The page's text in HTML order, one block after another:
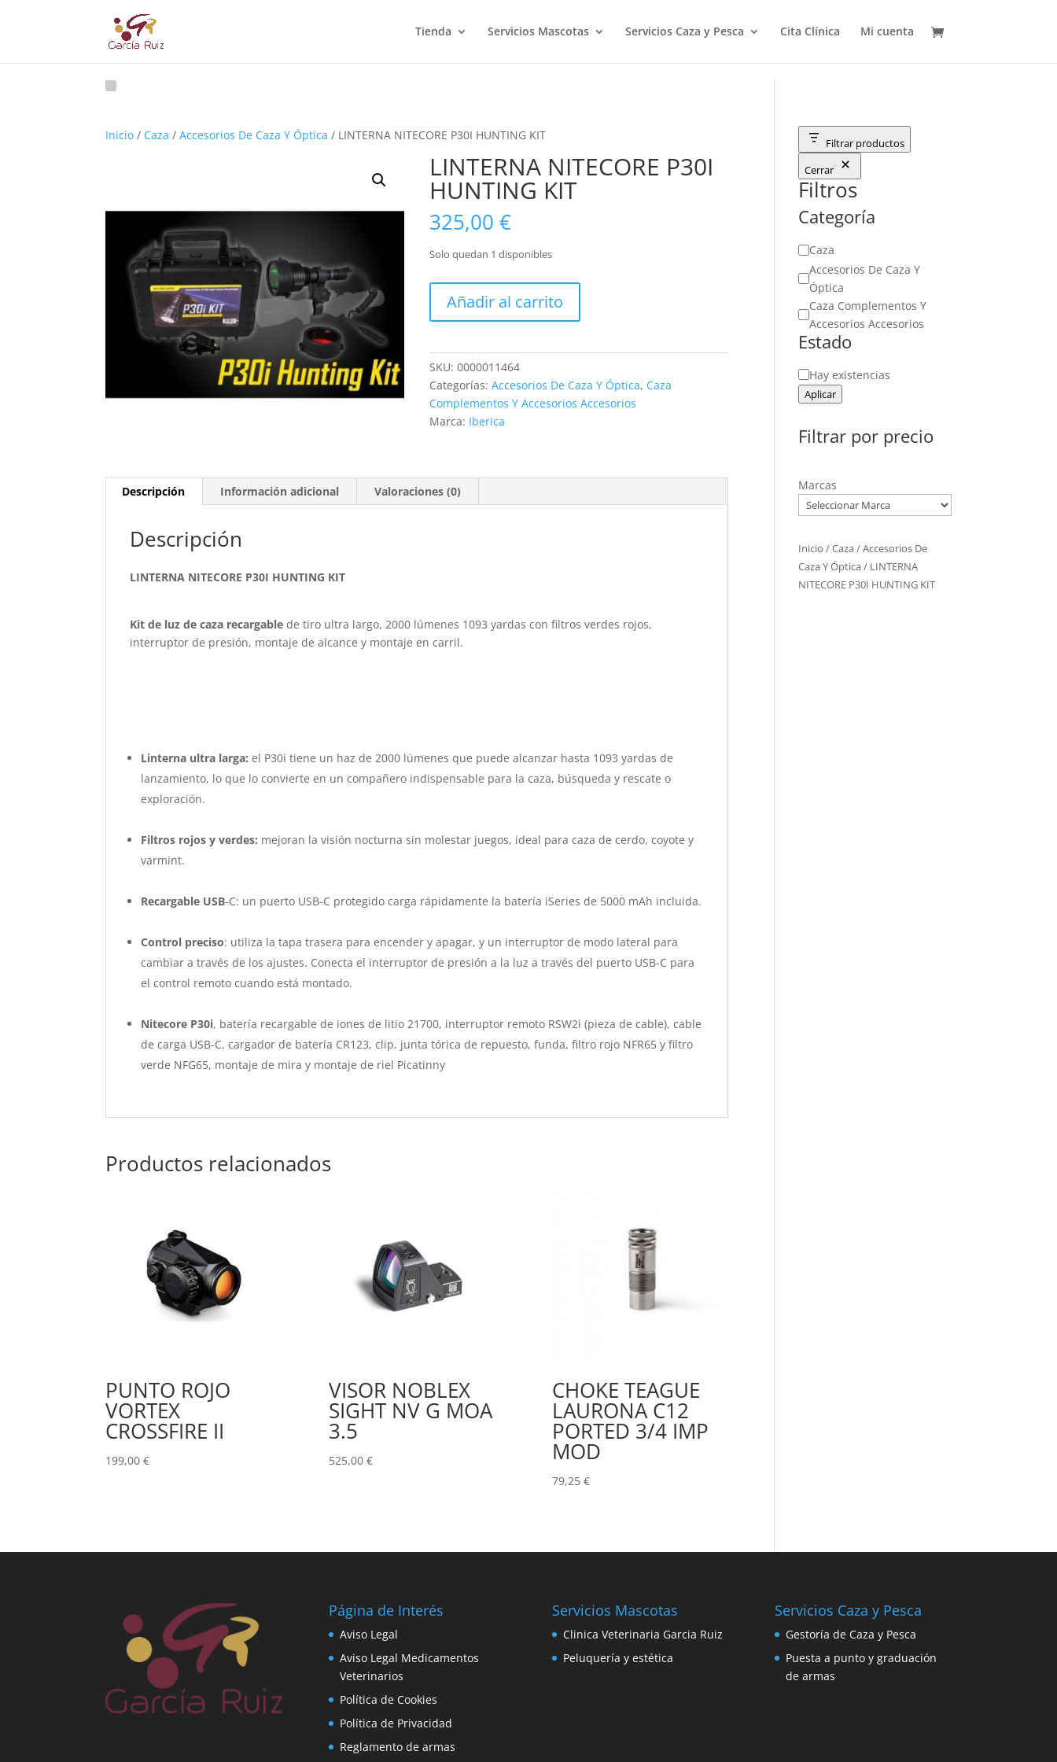
Tienda Servicios Mascotas Servicios Caza y Pesca Cita Clínica Mi cuenta
Inicio / Caza /Accesorios De Caza Y Óptica / LINTERNA NITECORE P30I HUNTING KIT
LINTERNA NITECORE P30I
HUNTING KIT
325,00€
Solo quedan 1 disponibles
NITECORE
P30I
KIT
cantidad
Añadir al carrito
SKU:0000011464
Categorías:Accesorios De Caza Y Óptica, Caza
Complementos Y Accesorios Accesorios
Marca: Iberica
Descripción Información adicional Valoraciones (0)
Descripción
LINTERNA NITECORE P30I HUNTING KIT
Kit de luz de caza recargable de tiro ultra largo, 2000 lúmenes 1093 yardas con filtros verdes rojos,
interruptor de presión, montaje de alcance y montaje en carril.
Linterna ultra larga: el P30i tiene un haz de 2000 lúmenes que puede alcanzar hasta 1093 yardas de
lanzamiento, lo que lo convierte en un compañero indispensable para la caza, búsqueda y rescate o
exploración.
Filtros rojos y verdes: mejoran la visión nocturna sin molestar juegos, ideal para caza de cerdo, coyote y
varmint.
Recargable USB-C: un puerto USB-C protegido carga rápidamente la batería iSeries de 5000 mAh incluida.
Control preciso: utiliza la tapa trasera para encender y apagar, y un interruptor de modo lateral para
cambiar a través de los ajustes. Conecta el interruptor de presión a la luz a través del puerto USB-C para
el control remoto cuando está montado.
Nitecore P30i, batería recargable de iones de litio 21700, interruptor remoto RSW2i (pieza de cable), cable
de carga USB-C, cargador de batería CR123, clip, junta tórica de repuesto, funda, filtro rojo NFR65 y filtro
verde NFG65, montaje de mira y montaje de riel Picatinny
Productos relacionados
PUNTO ROJO
VORTEX
CROSSFIRE II
199,00€
VISOR NOBLEX
SIGHT NV G MOA
3.5
525,00 €
CHOKE TEAGUE
LAURONA C12
PORTED 3/4 IMP
MOD
79,25 €
Filtrar productos
Cerrar
Filtros
Categoría
Categoría
Caza
Accesorios De Caza Y
Óptica
Caza Complementos Y
Accesorios Accesorios
Estado
Estado
Hay existencias
Aplicar
Filtrar por precio
Marcas
Inicio /Caza/Accesorios De
Caza Y Óptica/ LINTERNA
NITECORE P30I HUNTING KIT
Página de Interés
Aviso Legal
Aviso Legal Medicamentos
Veterinarios
Política de Cookies
Política de Privacidad
Reglamento de armas
Servicios Mascotas
Clinica Veterinaria Garcia Ruiz
Peluquería y estética
Servicios Caza y Pesca
Gestoría de Caza y Pesca
Puesta a punto y graduación
de armas